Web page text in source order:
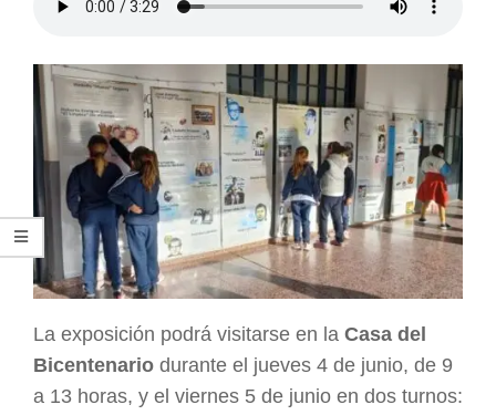
La exposición podrá visitarse en la Casa del
Bicentenario durante el jueves 4 de junio, de 9
a 13 horas, y el viernes 5 de junio en dos turnos: